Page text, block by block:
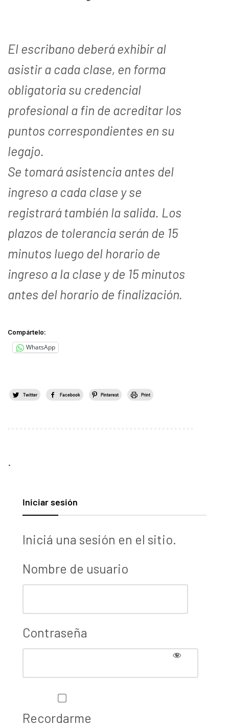
El escribano deberá exhibir al
asistir a cada clase, en forma
obligatoria su credencial
profesional a fin de acreditar los
puntos correspondientes en su
legajo.
Se tomará asistencia antes del
ingreso a cada clase y se
registrará también la salida. Los
plazos de tolerancia serán de 15
minutos luego del horario de
ingreso a la clase y de 15 minutos
antes del horario de finalización.
Compártelo:
WhatsApp
Twitter Facebook Pinterest Print
.
Iniciar sesión
Iniciá una sesión en el sitio.
Nombre de usuario
Contraseña
Recordarme